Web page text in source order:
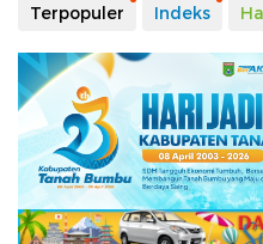
Terpopuler Indeks